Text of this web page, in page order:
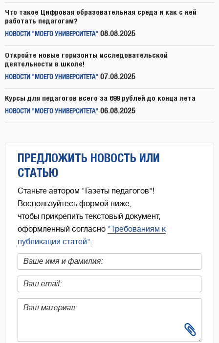
Что такое Цифровая образовательная среда и как с ней
работать педагогам?
НОВОСТИ "МОЕГО УНИВЕРСИТЕТА" 08.08.2025
Откройте новые горизонты исследовательской
деятельности в школе!
НОВОСТИ "МОЕГО УНИВЕРСИТЕТА" 07.08.2025
Курсы для педагогов всего за 699 рублей до конца лета
НОВОСТИ "МОЕГО УНИВЕРСИТЕТА" 06.08.2025
ПРЕДЛОЖИТЬ НОВОСТЬ ИЛИ
СТАТЬЮ
Станьте автором "Газеты педагогов"!
Воспользуйтесь формой ниже,
чтобы прикрепить текстовый документ,
оформленный согласно "Требованиям к
публикации статей"